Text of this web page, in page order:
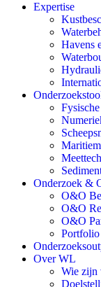
Expertise
Havens
Onderzoek &
O&O
O&O
O&O
Portfolio
Over WL
Wie zijn